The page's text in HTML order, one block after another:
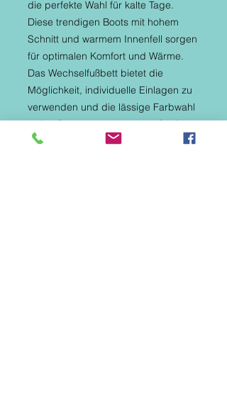
die perfekte Wahl für kalte Tage.
Diese trendigen Boots mit hohem
Schnitt und warmem Innenfell sorgen
für optimalen Komfort und Wärme.
Das Wechselfußbett bietet die
Möglichkeit, individuelle Einlagen zu
verwenden und die lässige Farbwahl
in Rot-Schwarz macht diese Stiefel zu
einem modischen Hingucker. Die